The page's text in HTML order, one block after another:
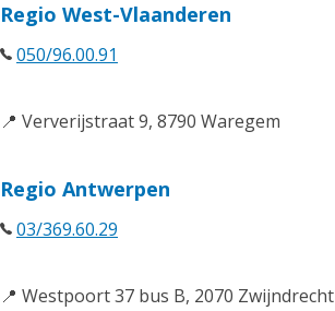
Regio West-Vlaanderen
050/96.00.91
📍 Ververijstraat 9, 8790 Waregem
Regio Antwerpen
03/369.60.29
📍 Westpoort 37 bus B, 2070 Zwijndrecht